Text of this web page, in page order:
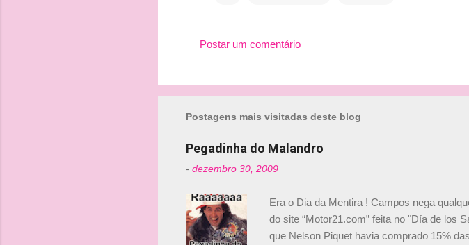
m
e
t
á
r
i
o
Postar um comentário
Postagens mais visitadas deste blog
Pegadinha do Malandro
- dezembro 30, 2009
Era o Dia da Mentira ! Campos nega
do site “Motor21.com” feita no "Día de los
que Nelson Piquet havia comprado 15%